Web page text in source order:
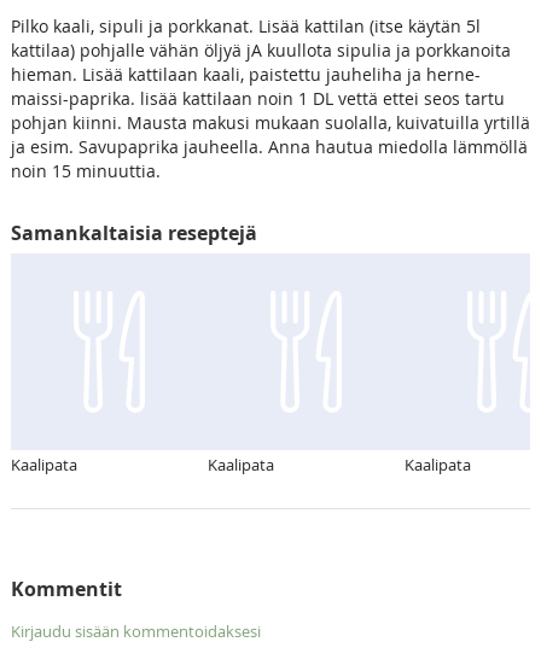
Pilko kaali, sipuli ja porkkanat. Lisää kattilan (itse käytän 5l
kattilaa) pohjalle vähän öljyä jA kuullota sipulia ja porkkanoita
hieman. Lisää kattilaan kaali, paistettu jauheliha ja herne-
maissi-paprika. lisää kattilaan noin 1 DL vettä ettei seos tartu
pohjan kiinni. Mausta makusi mukaan suolalla, kuivatuilla yrtillä
ja esim. Savupaprika jauheella. Anna hautua miedolla lämmöllä
noin 15 minuuttia.
Samankaltaisia reseptejä
Kaalipata Kaalipata Kaalipata
Kommentit
Kirjaudu sisään kommentoidaksesi